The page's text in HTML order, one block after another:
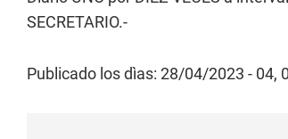
SECRETARIO.-
Publicado los dìas: 28/04/2023 - 04,